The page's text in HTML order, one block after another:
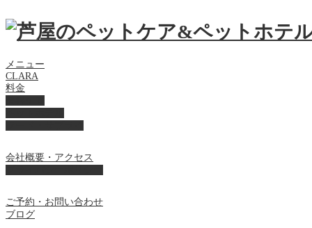
メニュー
CLARA
料金
会社概要・アクセス
ご予約・お問い合わせ
ブログ